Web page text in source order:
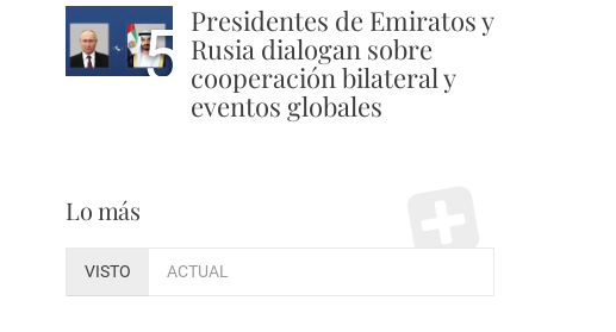
5 Presidentes de Emiratos y
Rusia dialogan sobre
cooperación bilateral y
eventos globales
Lo más
VISTO ACTUAL